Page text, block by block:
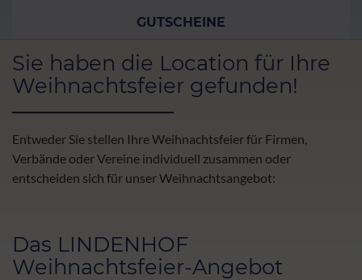
GUTSCHEINE
Sie haben die Location für Ihre
Weihnachtsfeier gefunden!
Entweder Sie stellen Ihre Weihnachtsfeier für Firmen,
Verbände oder Vereine individuell zusammen oder
entscheiden sich für unser Weihnachtsangebot:
Das LINDENHOF
Weihnachtsfeier-Angebot